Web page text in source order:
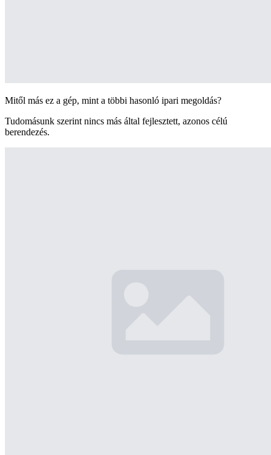
Mitől más ez a gép, mint a többi hasonló ipari megoldás?
Tudomásunk szerint nincs más által fejlesztett, azonos célú
berendezés.